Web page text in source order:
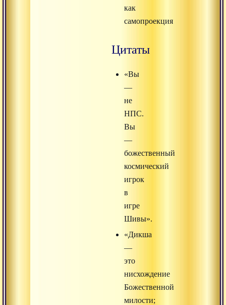
как
самопроекция
Цитаты
«Вы
—
не
НПС.
Вы
—
божественный
космический
игрок
в
игре
Шивы».
«Дикша
—
это
нисхождение
Божественной
милости;